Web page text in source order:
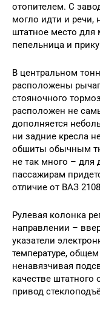
отопителем. С
могло идти и речи,
штатное место для
пепельница и
В центральном
расположены
стояночного
расположен не
дополняется
ни задние кресла
обшиты обычным
не так много – для
пассажирам
отличие от ВАЗ
Рулевая колонка
направлении –
указатели
температуре,
ненавязчивая
качестве штатного
привод